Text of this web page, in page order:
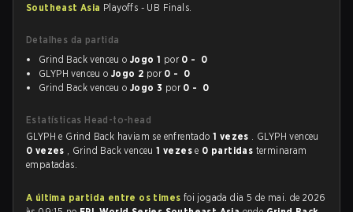
Southeast Asia Playoffs - UB Finals.
Detalhes da partida
Grind Back venceu o Jogo 1 por 0 - 0
GLYPH venceu o Jogo 2 por 0 - 0
Grind Back venceu o Jogo 3 por 0 - 0
Estatísticas Head-to-head
GLYPH e Grind Back haviam se enfrentado 1 vezes . GLYPH venceu
0 vezes , Grind Back venceu1 vezese 0 partidas terminaram
empatadas.
A última partida entre os times foi jogada dia 5 de mai. de 2026